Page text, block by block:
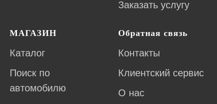
Заказать услугу
МАГАЗИН
Каталог
Поиск по
автомобилю
Обратная связь
Контакты
Клиентский сервис
О нас